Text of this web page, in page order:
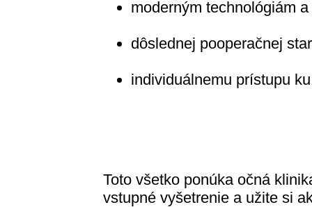
moderným technológiám
dôslednej pooperačnej
individuálnemu prístupu
Toto všetko ponúka očná
vstupné vyšetrenie a užite si